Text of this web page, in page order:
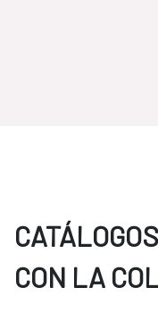
CON LA